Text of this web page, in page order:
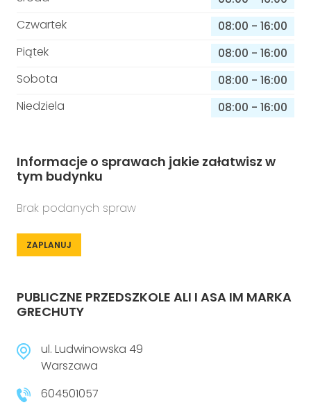
Czwartek
08:00 - 16:00
Piątek
08:00 - 16:00
Sobota
08:00 - 16:00
Niedziela
08:00 - 16:00
Informacje o sprawach jakie załatwisz w
tym budynku
Brak podanych spraw
ZAPLANUJ
PUBLICZNE PRZEDSZKOLE ALI I ASA IM MARKA
GRECHUTY
ul. Ludwinowska 49
Warszawa
604501057